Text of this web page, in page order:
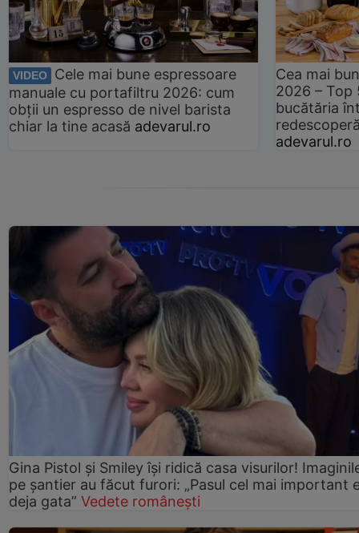
VIDEO
Cele mai bune espressoare
manuale cu portafiltru 2026: cum
obții un espresso de nivel barista
chiar la tine acasă adevarul.ro
Cea mai
2026 –
bucătăria
adevarul.ro
Gina Pistol și Smiley își ridică casa visurilor!
pe șantier au făcut furori: „Pasul cel mai important
deja gata” Vedete românești